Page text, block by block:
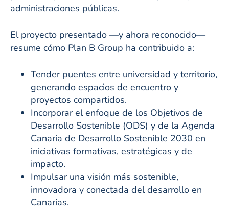
administraciones públicas.
El proyecto presentado —y ahora reconocido—
resume cómo Plan B Group ha contribuido a:
Tender puentes entre universidad y territorio,
generando espacios de encuentro y
proyectos compartidos.
Incorporar el enfoque de los Objetivos de
Desarrollo Sostenible (ODS) y de la Agenda
Canaria de Desarrollo Sostenible 2030 en
iniciativas formativas, estratégicas y de
impacto.
Impulsar una visión más sostenible,
innovadora y conectada del desarrollo en
Canarias.